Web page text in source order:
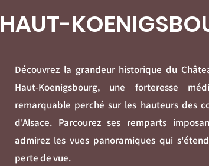
HAUT-
Découvrez la grandeur historique du
Haut-Koenigsbourg, une forteresse
remarquable perché sur les hauteurs des
d'Alsace. Parcourez ses remparts
admirez les vues panoramiques qui
perte de vue.